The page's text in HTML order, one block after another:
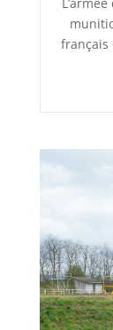
français